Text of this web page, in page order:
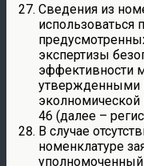
Сведения из
использоваться
экспертизы
эффективности
утвержденными
46 (далее –
В случае
номенклатуре
уполномоченный